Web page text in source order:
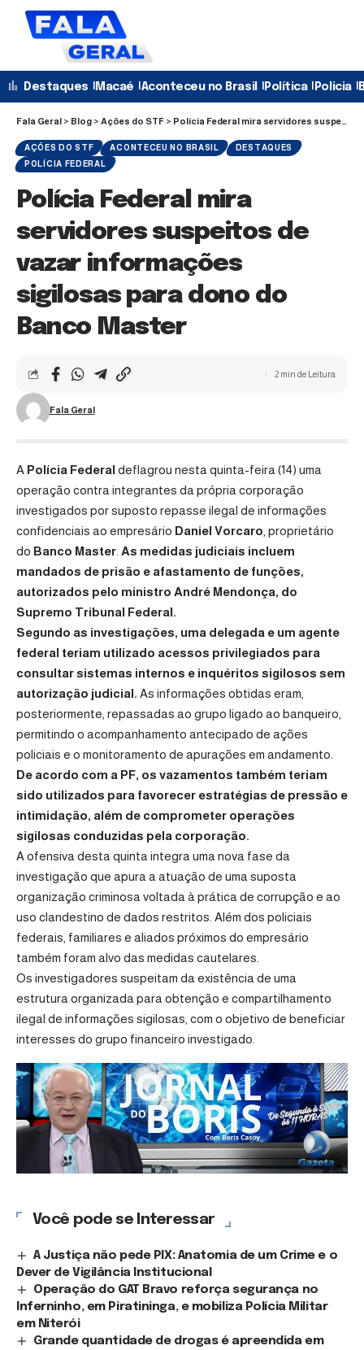
Destaques Macaé Aconteceu no Brasil Política Policia
Fala Geral > Blog > Ações do STF > Polícia Federal mira servidores suspeitos de vazar informações sigilosas para dono do Banco Master
AÇÕES DO STF ACONTECEU NO BRASIL
DESTAQUES
POLÍCIA FEDERAL
Polícia Federal mira
servidores suspeitos de
vazar informações
sigilosas para dono do
Banco Master
Fala Geral
2 min de Leitura
A Polícia Federal deflagrou nesta quinta-feira (14) uma
operação contra integrantes da própria corporação
investigados por suposto repasse ilegal de informações
confidenciais ao empresário Daniel Vorcaro , proprietário
do Banco Master As medidas judiciais incluem
mandados de prisão e afastamento de funções,
autorizados pelo ministro André Mendonça, do
Supremo Tribunal Federal.
Segundo as investigações, uma delegada e um agente
federal teriam utilizado acessos privilegiados para
consultar sistemas internos e inquéritos sigilosos sem
autorização judicial. As informações obtidas eram,
posteriormente, repassadas ao grupo ligado ao banqueiro,
permitindo o acompanhamento antecipado de ações
policiais e o monitoramento de apurações em andamento.
De acordo com a PF, os vazamentos também teriam
sido utilizados para favorecer estratégias de pressão e
intimidação, além de comprometer operações
sigilosas conduzidas pela corporação.
A ofensiva desta quinta integra uma nova fase da
investigação que apura a atuação de uma suposta
organização criminosa voltada à prática de corrupção e ao
uso clandestino de dados restritos. Além dos policiais
federais, familiares e aliados próximos do empresário
também foram alvo das medidas cautelares.
Os investigadores suspeitam da existência de uma
estrutura organizada para obtenção e compartilhamento
ilegal de informações sigilosas, com o objetivo de beneficiar
interesses do grupo financeiro investigado.
Você pode se Interessar
A Justiça não pede PIX: Anatomia de um Crime e o
Dever de Vigilância Institucional
Operação do GAT Bravo reforça segurança no
Inferninho, em Piratininga, e mobiliza Polícia Militar
em Niterói
Grande quantidade de drogas é apreendida em